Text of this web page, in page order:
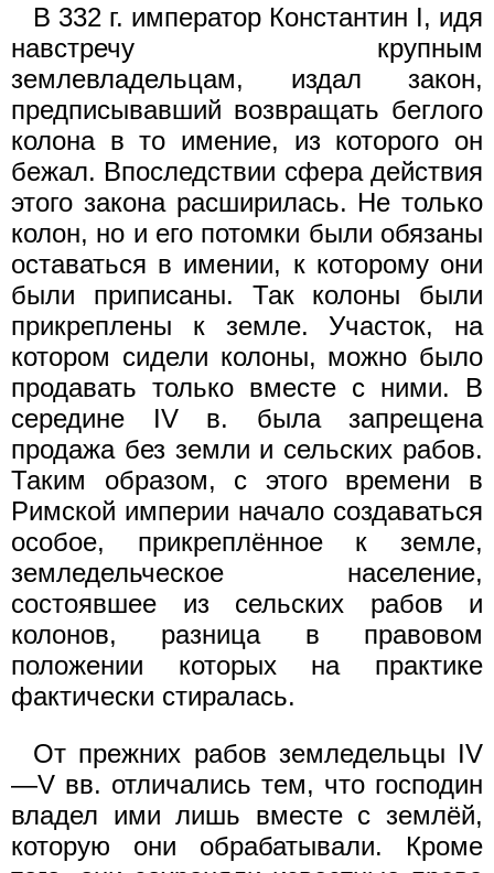
В 332 г. император Константин I, идя
навстречу крупным
землевладельцам, издал закон,
предписывавший возвращать беглого
колона в то имение, из которого он
бежал. Впоследствии сфера действия
этого закона расширилась. Не только
колон, но и его потомки были обязаны
оставаться в имении, к которому они
были приписаны. Так колоны были
прикреплены к земле. Участок, на
котором сидели колоны, можно было
продавать только вместе с ними. В
середине IV в. была запрещена
продажа без земли и сельских рабов.
Таким образом, с этого времени в
Римской империи начало создаваться
особое, прикреплённое к земле,
земледельческое население,
состоявшее из сельских рабов и
колонов, разница в правовом
положении которых на практике
фактически стиралась.
От прежних рабов земледельцы IV
—V вв. отличались тем, что господин
владел ими лишь вместе с землёй,
которую они обрабатывали. Кроме